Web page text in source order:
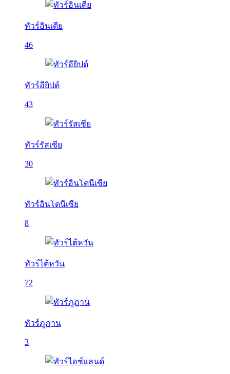
ทัวร์อินเดีย
46
ทัวร์อียิปต์
43
ทัวร์รัสเซีย
30
ทัวร์อินโดนีเซีย
8
ทัวร์ไต้หวัน
72
ทัวร์ภูฏาน
3